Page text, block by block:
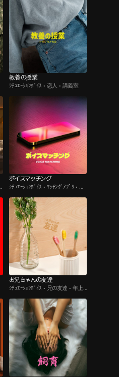
教養の授業
ｼﾁｭｴｰｼｮﾝﾎﾞｲｽ • 恋人 • 講義室
ボイスマッチング
ｼﾁｭｴｰｼｮﾝﾎﾞｲｽ • ﾏｯﾁﾝｸﾞｱﾌﾟﾘ • テ
お兄ちゃんの友達
ｼﾁｭｴｰｼｮﾝﾎﾞｲｽ • 兄の友達 • 年上